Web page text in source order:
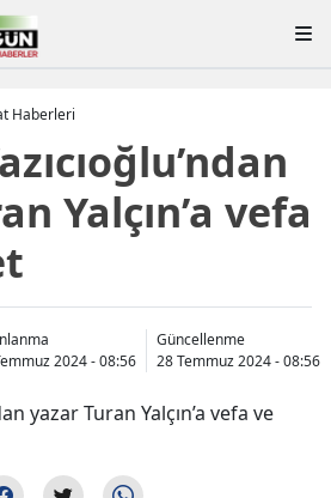
Haberleri
Yalçın’a vefa
2024 - 08:56
Güncellenme
28 Temmuz 2024 - 08:56